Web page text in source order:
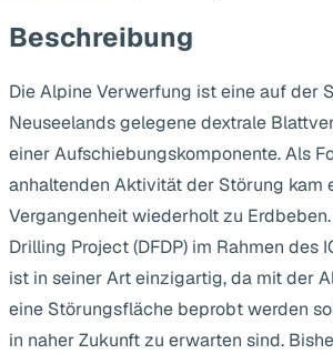
Beschreibung
Die Alpine Verwerfung ist eine auf der
Neuseelands gelegene dextrale
einer Aufschiebungskomponente. Als
anhaltenden Aktivität der Störung kam
Vergangenheit wiederholt zu
Drilling Project (DFDP) im Rahmen des
ist in seiner Art einzigartig, da mit der
eine Störungsfläche beprobt werden
in naher Zukunft zu erwarten sind.